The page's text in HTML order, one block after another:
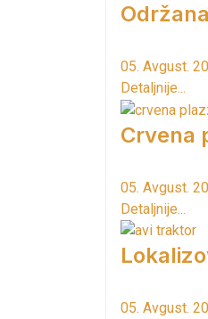
05. Avgust.
Detaljnije...
Crvena
05. Avgust.
Detaljnije...
05. Avgust.